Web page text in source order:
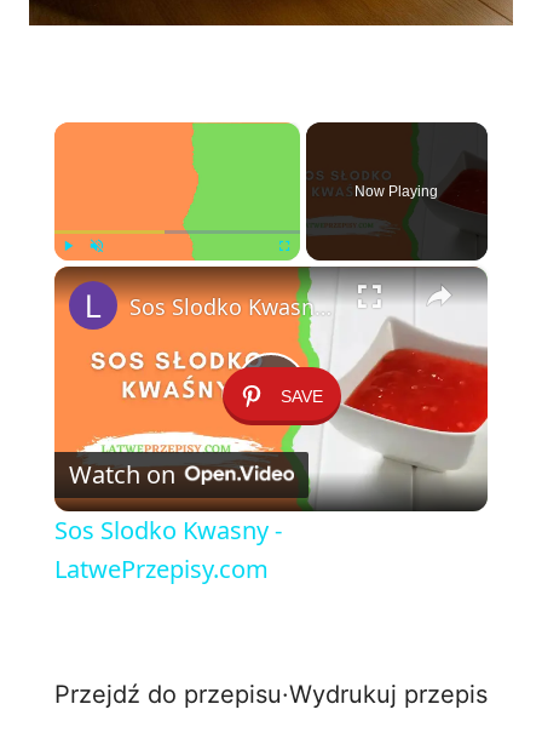
×
Fullscreen
Now Playing
×
SAVE
P
l
V
Sos Slodko Kwasny - LatwePrzepisy.com
Watch on
Sos Slodko Kwasny -
LatwePrzepisy.com
Przejdź do przepisu·Wydrukuj przepis